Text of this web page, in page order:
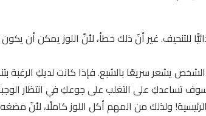
للتنحيف. غير أنّ ذلك خطأ، لأنَّ اللوز يمكن أن
يشعر سريعًا بالشبع. فإذا كانت لديكِ الرغبة
تساعدكِ على التغلب على جوعكِ في انتظار
ولذلك من المهم أكل اللوز كاملًا، لأنّ